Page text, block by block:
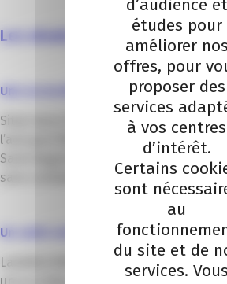
Les atouts du campus :
Une accessibilité optimale
Situé dans l’Eco Vallée de Nice, le
l’aéroport Nice Côte d’Azur et de la
Saint-Augustin (TER, tramway, cars).
sans contrainte.
Un cadre architectural unique
Labellisé Bâtiment Durable
d’audience et
études pour
améliorer nos
offres, pour
proposer des
services
à vos centres
d’intérêt.
Certains
sont
au
du site et de
services. Vous